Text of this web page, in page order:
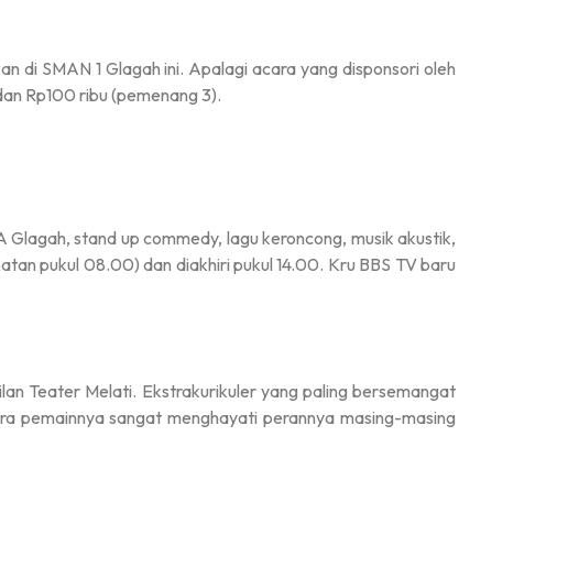
di SMAN 1 Glagah ini. Apalagi acara yang disponsori oleh
Rp100 ribu (pemenang 3).
stand up commedy, lagu keroncong, musik akustik,
pukul 08.00) dan diakhiri pukul 14.00. Kru BBS TV baru
Teater Melati. Ekstrakurikuler yang paling bersemangat
pemainnya sangat menghayati perannya masing-masing